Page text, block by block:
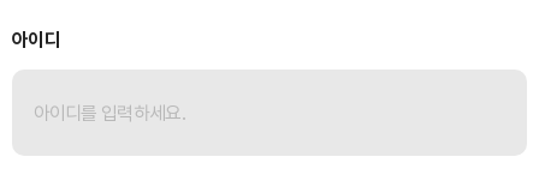
아이디